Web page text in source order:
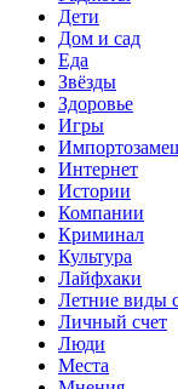
Дети
Дом и сад
Еда
Звёзды
Здоровье
Игры
Интернет
Истории
Компании
Криминал
Культура
Лайфхаки
Летние виды
Личный счет
Люди
Места